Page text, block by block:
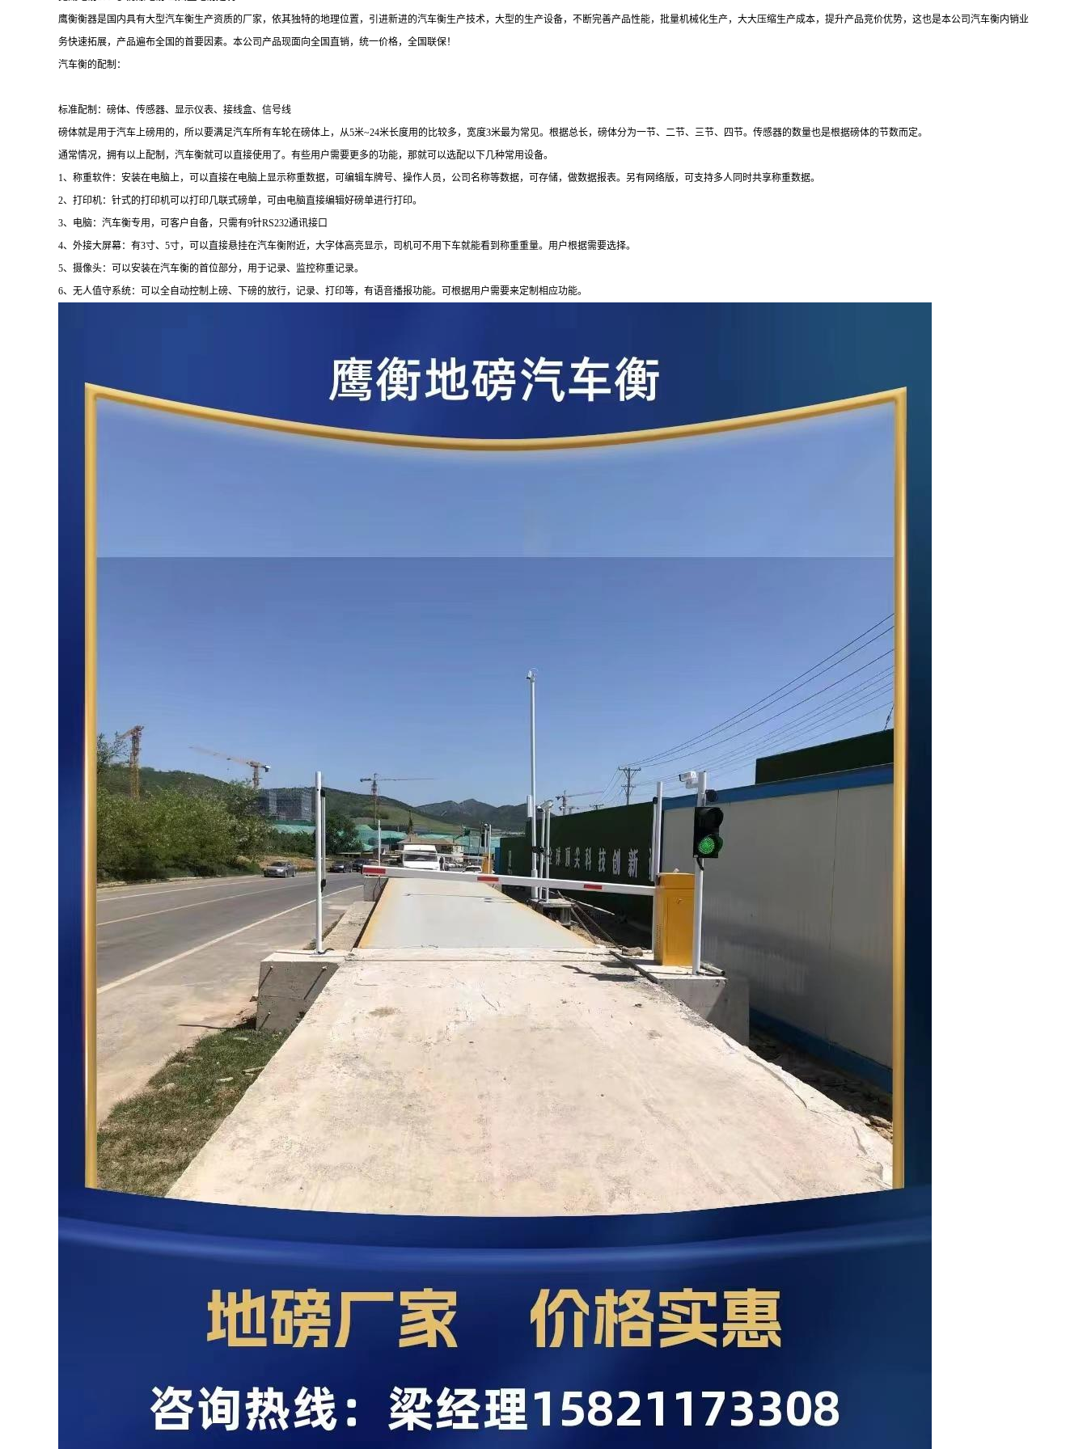
鹰衡衡器是国内具有大型汽车衡生产资质的厂家，依其独特的地理位置，引进新进的汽车衡生产技术，大型的生产设备，不断完善产品性能，批量机械化生产，大大压缩生产成本，提升产品竞价优势，这也是本公司汽车衡内销业
务快速拓展，产品遍布全国的首要因素。本公司产品现面向全国直销，统一价格，全国联保！
汽车衡的配制：
标准配制：磅体、传感器、显示仪表、接线盒、信号线
磅体就是用于汽车上磅用的，所以要满足汽车所有车轮在磅体上，从5米~24米长度用的比较多，宽度3米最为常见。根据总长，磅体分为一节、二节、三节、四节。传感器的数量也是根据磅体的节数而定。
通常情况，拥有以上配制，汽车衡就可以直接使用了。有些用户需要更多的功能，那就可以选配以下几种常用设备。
1、称重软件：安装在电脑上，可以直接在电脑上显示称重数据，可编辑车牌号、操作人员，公司名称等数据，可存储，做数据报表。另有网络版，可支持多人同时共享称重数据。
2、打印机：针式的打印机可以打印几联式磅单，可由电脑直接编辑好磅单进行打印。
3、电脑：汽车衡专用，可客户自备，只需有9针RS232通讯接口
4、外接大屏幕：有3寸、 5寸，可以直接悬挂在汽车衡附近，大字体高亮显示，司机可不用下车就能看到称重重量。用户根据需要选择。
5、摄像头：可以安装在汽车衡的首位部分，用于记录、监控称重记录。
6、无人值守系统：可以全自动控制上磅、下磅的放行，记录、打印等，有语音播报功能。可根据用户需要来定制相应功能。